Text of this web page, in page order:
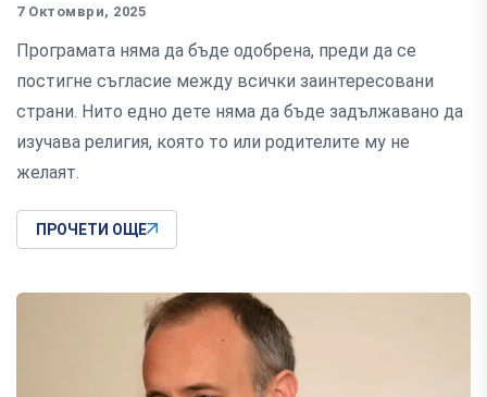
7 Октомври, 2025
Програмата няма да бъде одобрена, преди да се
постигне съгласие между всички заинтересовани
страни. Нито едно дете няма да бъде задължавано да
изучава религия, която то или родителите му не
желаят.
ПРОЧЕТИ ОЩЕ